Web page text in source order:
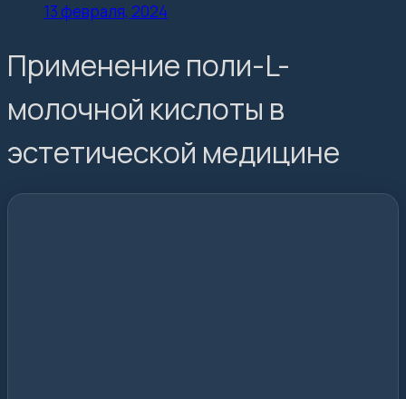
13 февраля, 2024
Применение поли-L-
молочной кислоты в
эстетической медицине